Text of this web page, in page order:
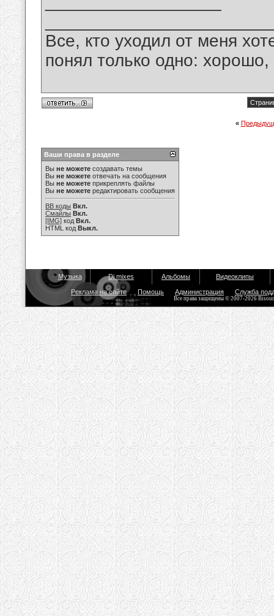
Все, кто уходил от меня
понял только одно:
«
Ваши права в разделе
Вы не можете создавать темы
Вы не можете отвечать на сообщения
Вы не можете прикреплять файлы
Вы не можете редактировать сообщения
BB коды Вкл.
Смайлы Вкл.
[IMG] код Вкл.
HTML код Выкл.
Музыка Dj mixes Альбомы Видеоклипы
Реклама на сайте Помощь Администрация Служба
Все права защищены © 2007-2026